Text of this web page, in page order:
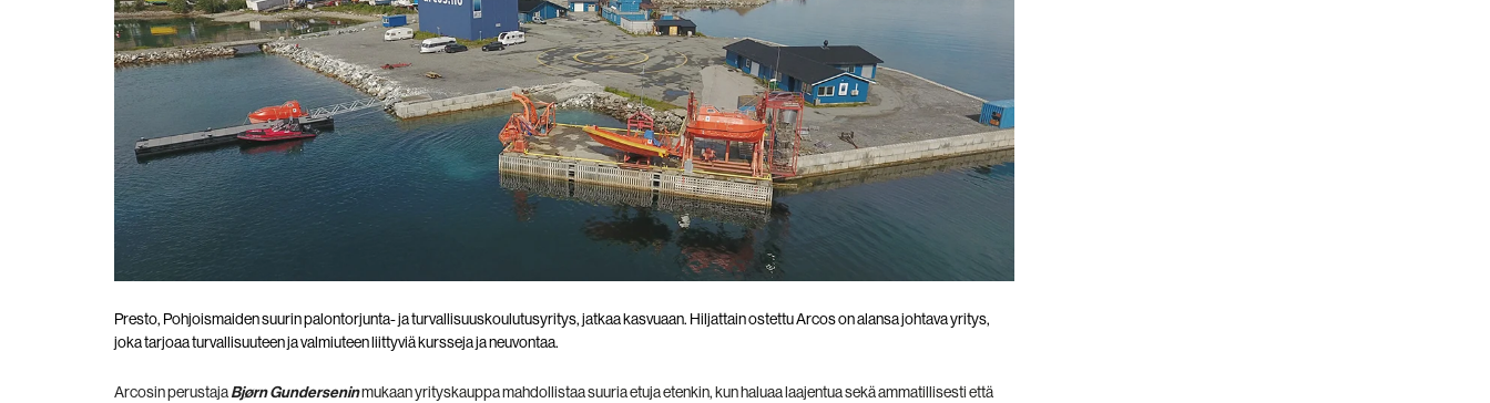
Presto, Pohjoismaiden suurin palontorjunta- ja turvallisuuskoulutusyritys, jatkaa kasvuaan. Hiljattain ostettu Arcos on alansa johtava yritys,
joka tarjoaa turvallisuuteen ja valmiuteen liittyviä kursseja ja neuvontaa.
Arcosin perustajaBjørn Gunderseninmukaan yrityskauppa mahdollistaa suuria etuja etenkin, kun haluaa laajentua sekä ammatillisesti että